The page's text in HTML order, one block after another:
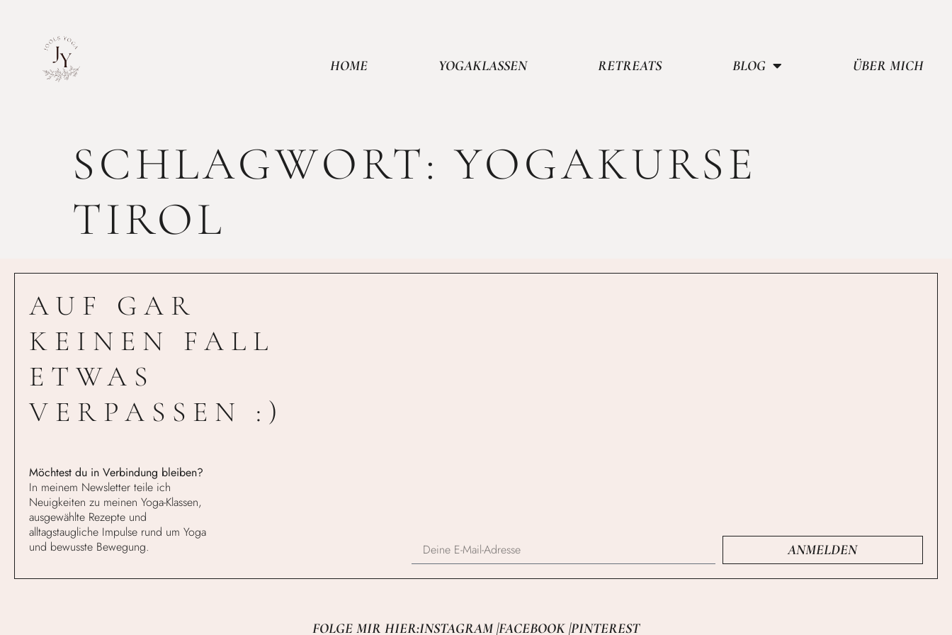
HOME YOGAKLASSEN RETREATS BLOG ÜBER MICH
SCHLAGWORT:YOGAKURSE
TIROL
AUF GAR
KEINEN FALL
ETWAS
VERPASSEN :)
Möchtest du in Verbindung bleiben?
In meinem Newsletter teile ich
Neuigkeiten zu meinen Yoga-Klassen,
ausgewählte Rezepte und
alltagstaugliche Impulse rund um Yoga
und bewusste Bewegung.
ANMELDEN
FOLGE MIR HIER:INSTAGRAM |FACEBOOK |PINTEREST